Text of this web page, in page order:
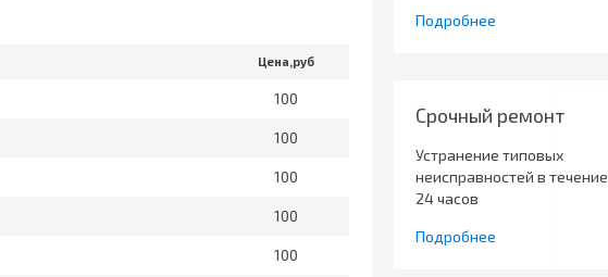
Цена,руб
100
100
100
100
100
Подробнее
Срочный ремонт
Устранение типовых
неисправностей в течение
24 часов
Подробнее